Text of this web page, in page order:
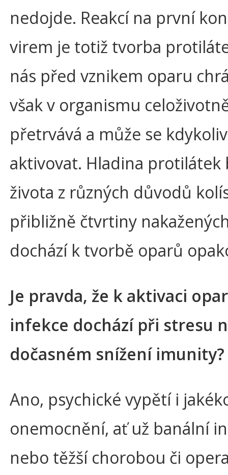
nedojde. Reakcí na první
virem je totiž tvorba
nás před vznikem oparu
však v organismu
přetrvává a může se kdykoliv
aktivovat. Hladina protilátek
života z různých důvodů
přibližně čtvrtiny
dochází k tvorbě oparů
Je pravda, že k aktivaci
infekce dochází při stresu
dočasném snížení imunity?
Ano, psychické vypětí i
onemocnění, ať už banální
nebo těžší chorobou či